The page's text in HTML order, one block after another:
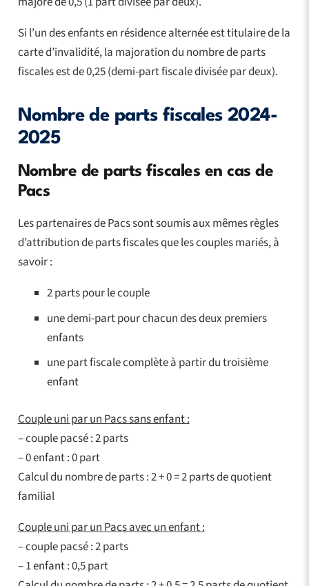
Si l’un des enfants en résidence alternée est titulaire de la
carte d’invalidité, la majoration du nombre de parts
fiscales est de 0,25 (demi-part fiscale divisée par deux).
Nombre de parts fiscales 2024-
2025
Nombre de parts fiscales en cas de
Pacs
Les partenaires de Pacs sont soumis aux mêmes règles
d’attribution de parts fiscales que les couples mariés, à
savoir :
2 parts pour le couple
une demi-part pour chacun des deux premiers
enfants
une part fiscale complète à partir du troisième
enfant
Couple uni par un Pacs sans enfant :
– couple pacsé : 2 parts
– 0 enfant : 0 part
Calcul du nombre de parts : 2 + 0 = 2 parts de quotient
familial
Couple uni par un Pacs avec un enfant :
– couple pacsé : 2 parts
– 1 enfant : 0,5 part